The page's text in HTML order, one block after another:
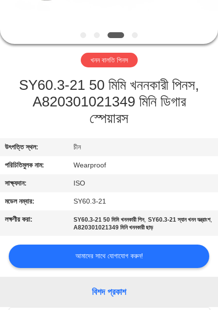
যোগাযোগ
উদ্ধৃতির
সাইট
ম্যাপ
PRIVACY
POLICY
খনন বালতি পিনস
SY60.3-21 50 মিমি খননকারী পিনস,
A820301021349 মিনি ডিগার
স্পেয়ারস
উৎপত্তি স্থল: চীন
পরিচিতিমুলক নাম: Wearproof
সাক্ষ্যদান: ISO
মডেল নম্বার: SY60.3-21
লক্ষণীয় করা: SY60.3-21 50 মিমি খননকারী পিন,SY60.3-21 স্যান খনন যন্ত্রাংশ,
A820301021349 মিনি খননকারী ছাড়
আমাদের সাথে যোগাযোগ করুন!
বিশদ প্রকাশ